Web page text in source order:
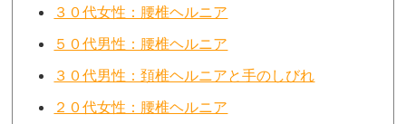
３０代女性：腰椎ヘルニア
５０代男性：腰椎ヘルニア
３０代男性：頚椎ヘルニアと手のしびれ
２０代女性：腰椎ヘルニア